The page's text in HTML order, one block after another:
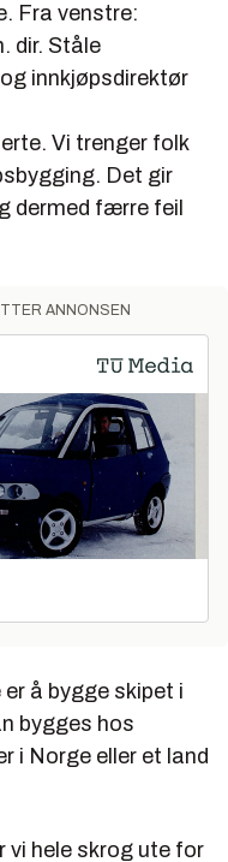
Fra venstre:
dir. Ståle
innkjøpsdirektør
Vi trenger folk
Det gir
dermed færre feil
ANNONSEN
å bygge skipet i
bygges hos
i Norge eller et land
vi hele skrog ute for